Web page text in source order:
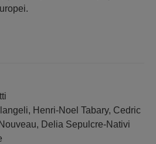
Henri-Noel Tabary, Cedric
Delia Sepulcre-Nativi